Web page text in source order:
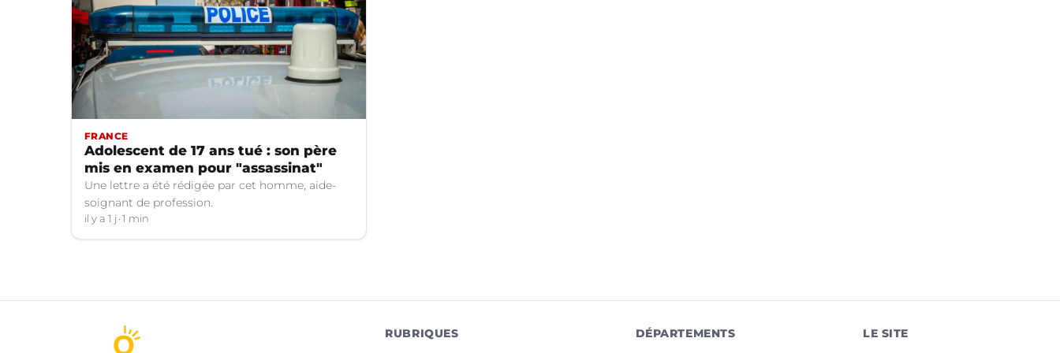
FRANCE
Adolescent de 17 ans tué : son père
mis en examen pour "assassinat"
Une lettre a été rédigée par cet homme, aide-
soignant de profession.
il y a 1 j 1 min
RUBRIQUES DÉPARTEMENTS LE SITE